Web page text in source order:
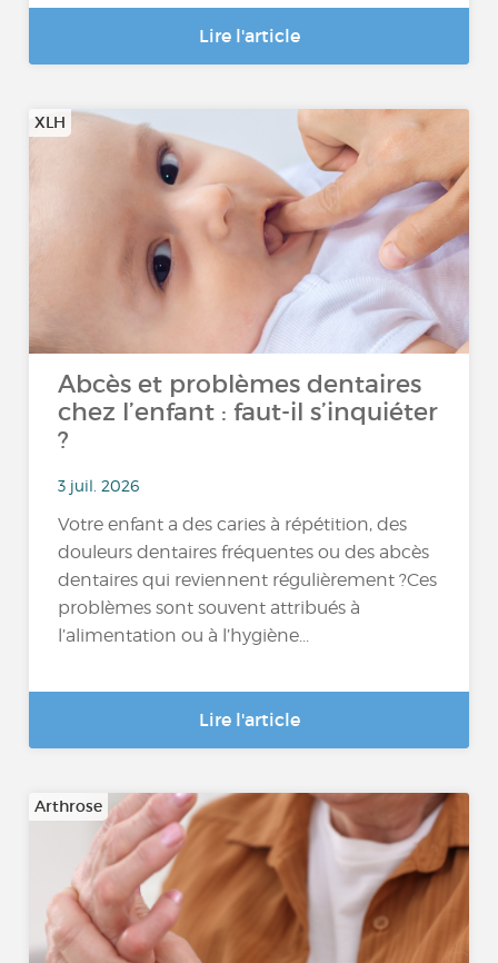
Lire l'article
XLH
Abcès et problèmes dentaires
chez l’enfant : faut-il s’inquiéter
?
3 juil. 2026
Votre enfant a des caries à répétition, des
douleurs dentaires fréquentes ou des abcès
dentaires qui reviennent régulièrement ?Ces
problèmes sont souvent attribués à
l’alimentation ou à l’hygiène...
Lire l'article
Arthrose